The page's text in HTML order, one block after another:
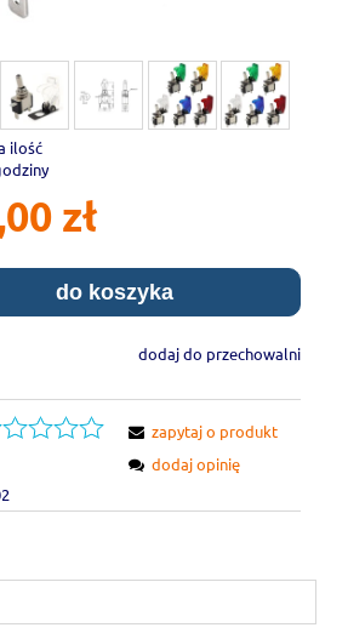
ilość
zł
do koszyka
dodaj do przechowalni
zapytaj o produkt
dodaj opinię